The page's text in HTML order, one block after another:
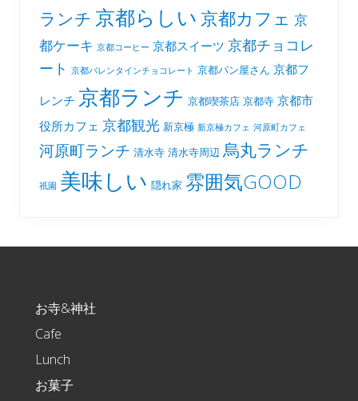
ランチ 京都らしい 京都カフェ 京
都ケーキ 京都コーヒー 京都スイーツ 京都チョコレ
ート 京都バレンタインチョコレート 京都パン屋さん 京都フ
レンチ 京都ランチ 京都喫茶店 京都寺 京都市
役所カフェ 京都観光 新京極 新京極カフェ 河原町カフェ
河原町ランチ 清水寺 清水寺周辺 烏丸ランチ
祇園 美味しい 隠れ家 雰囲気GOOD
お寺&神社
Cafe
Lunch
お菓子